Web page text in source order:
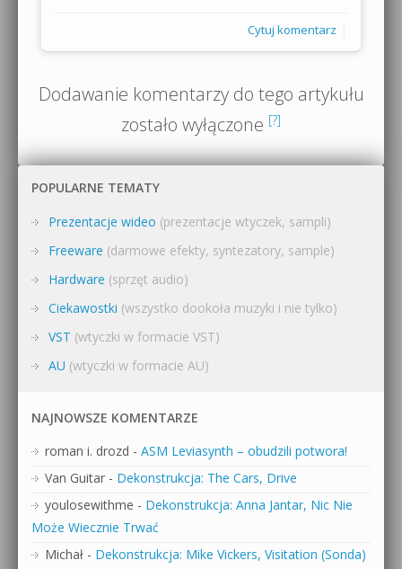
Cytuj komentarz
Dodawanie komentarzy do tego artykułu
zostało wyłączone [?]
POPULARNE TEMATY
Prezentacje wideo (prezentacje wtyczek, sampli)
Freeware (darmowe efekty, syntezatory, sample)
Hardware (sprzęt audio)
Ciekawostki (wszystko dookoła muzyki i nie tylko)
VST (wtyczki w formacie VST)
AU (wtyczki w formacie AU)
NAJNOWSZE KOMENTARZE
roman i. drozd - ASM Leviasynth – obudzili potwora!
Van Guitar - Dekonstrukcja: The Cars, Drive
youlosewithme - Dekonstrukcja: Anna Jantar, Nic Nie
Może Wiecznie Trwać
Michał - Dekonstrukcja: Mike Vickers, Visitation (Sonda)